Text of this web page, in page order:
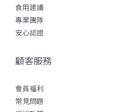
食用建議
專業團隊
安心認證
顧客服務
會員福利
常見問題